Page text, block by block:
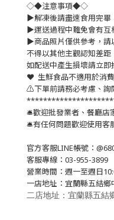
◇◆注意事項◆◇
▶️解凍後請盡速食用完畢
▶️運送過程中難免會有互
▶️商品照片僅供參考，請
不得以其他主觀認知差距
如配送中產生損壞請立即
❤️ 生鮮食品不適用於消
⚠️下單前請務必考慮、
🛎歡迎批發業者、餐廳店
🛎有任何問題歡迎使用客
官方客服LINE帳號：
客服專線：03-955-3899
營業時間：週一至週日
一店地址：宜蘭縣五結
二店地址：宜蘭縣五結